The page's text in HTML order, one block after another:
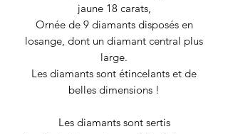
jaune 18 carats,
Ornée de 9 diamants disposés en
losange, dont un diamant central plus
large.
Les diamants sont étincelants et de
belles dimensions !
Les diamants sont sertis